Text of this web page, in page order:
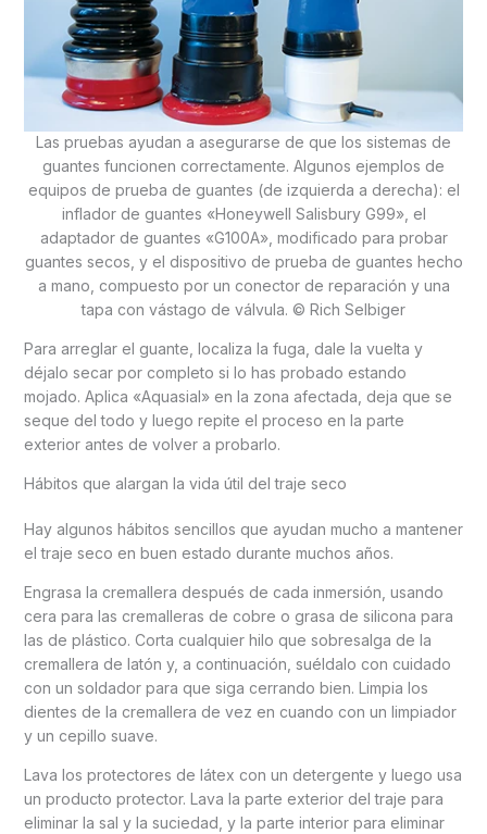
Las pruebas ayudan a asegurarse de que los sistemas de
guantes funcionen correctamente. Algunos ejemplos de
equipos de prueba de guantes (de izquierda a derecha): el
inflador de guantes «Honeywell Salisbury G99», el
adaptador de guantes «G100A», modificado para probar
guantes secos, y el dispositivo de prueba de guantes hecho
a mano, compuesto por un conector de reparación y una
tapa con vástago de válvula. © Rich Selbiger
Para arreglar el guante, localiza la fuga, dale la vuelta y
déjalo secar por completo si lo has probado estando
mojado. Aplica «Aquasial» en la zona afectada, deja que se
seque del todo y luego repite el proceso en la parte
exterior antes de volver a probarlo.
Hábitos que alargan la vida útil del traje seco
Hay algunos hábitos sencillos que ayudan mucho a mantener
el traje seco en buen estado durante muchos años.
Engrasa la cremallera después de cada inmersión, usando
cera para las cremalleras de cobre o grasa de silicona para
las de plástico. Corta cualquier hilo que sobresalga de la
cremallera de latón y, a continuación, suéldalo con cuidado
con un soldador para que siga cerrando bien. Limpia los
dientes de la cremallera de vez en cuando con un limpiador
y un cepillo suave.
Lava los protectores de látex con un detergente y luego usa
un producto protector. Lava la parte exterior del traje para
eliminar la sal y la suciedad, y la parte interior para eliminar